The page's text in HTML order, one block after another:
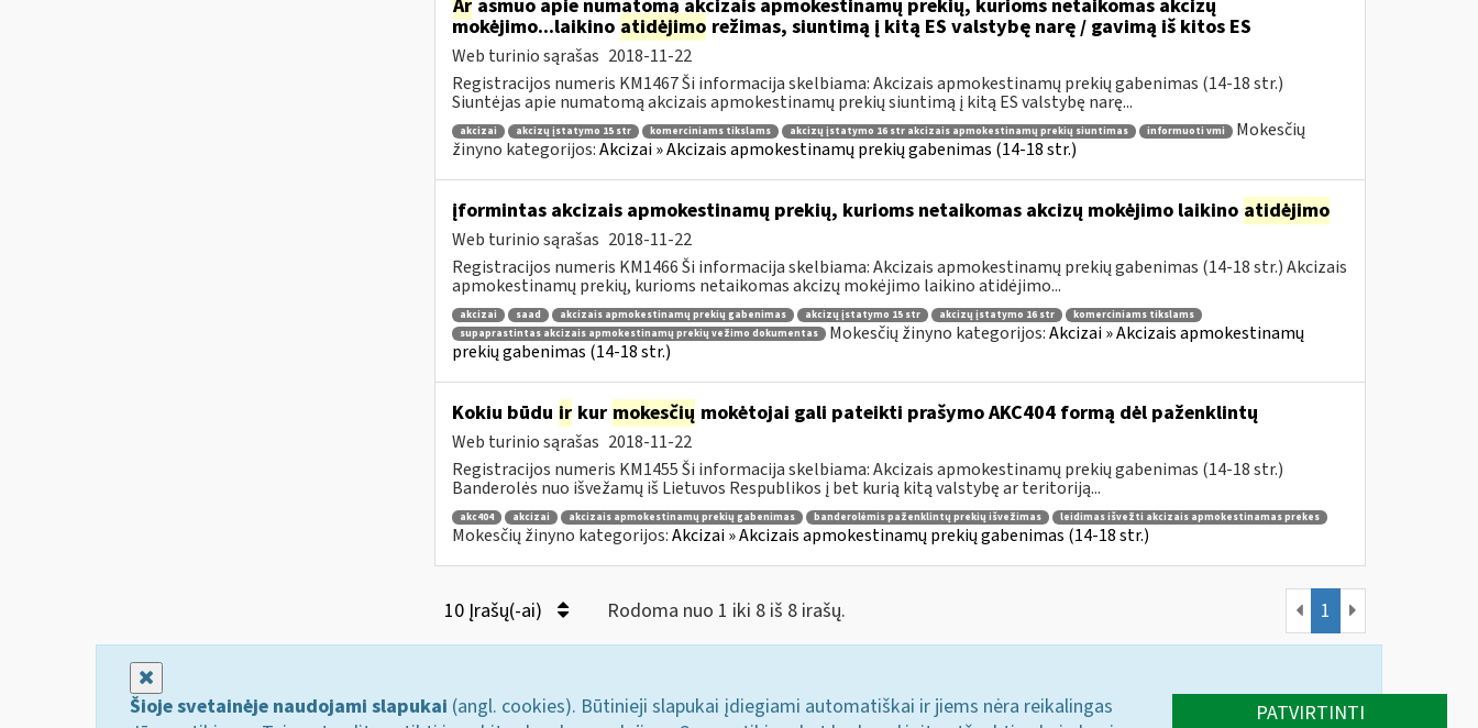
Arasmuo apie numatomą akcizais apmokestinamų prekių, kurioms netaikomas akcizų
mokėjimo...laikino atidėjimo režimas, siuntimą į kitą ES valstybę narę / gavimą iš kitos ES
Web turinio sąrašas 2018-11-22
Registracijos numeris KM1467 Ši informacija skelbiama: Akcizais apmokestinamų prekių gabenimas (14-18 str.)
Siuntėjas apie numatomą akcizais apmokestinamų prekių siuntimą į kitą ES valstybę narę...
akcizai akcizų įstatymo 15 str komerciniams tikslams akcizų įstatymo 16 str akcizais apmokestinamų prekių siuntimas informuoti vmi
Mokesčių
žinyno kategorijos:Akcizai » Akcizais apmokestinamų prekių gabenimas (14-18 str.)
įformintas akcizais apmokestinamų prekių, kurioms netaikomas akcizų mokėjimo laikino atidėjimo
Web turinio sąrašas 2018-11-22
Registracijos numeris KM1466 Ši informacija skelbiama: Akcizais apmokestinamų prekių gabenimas (14-18 str.) Akcizais
apmokestinamų prekių, kurioms netaikomas akcizų mokėjimo laikino atidėjimo...
akcizai saad akcizais apmokestinamų prekių gabenimas akcizų įstatymo 15 str akcizų įstatymo 16 str
komerciniams tikslams
supaprastintas akcizais apmokestinamų prekių vežimo dokumentas
Mokesčių žinyno kategorijos:Akcizai » Akcizais apmokestinamų
prekių gabenimas (14-18 str.)
Kokiu būdu irkur mokesčių mokėtojai gali pateikti prašymo AKC404 formą dėl paženklintų
Web turinio sąrašas 2018-11-22
Registracijos numeris KM1455 Ši informacija skelbiama: Akcizais apmokestinamų prekių gabenimas (14-18 str.)
Banderolės nuo išvežamų iš Lietuvos Respublikos į bet kurią kitą valstybę ar teritoriją...
akc404 akcizai akcizais apmokestinamų prekių gabenimas banderolėmis paženklintų prekių išvežimas leidimas išvežti akcizais apmokestinamas prekes
Mokesčių žinyno kategorijos:Akcizai » Akcizais apmokestinamų prekių gabenimas (14-18 str.)
10 Įrašų(-ai) Rodoma nuo 1 iki 8 iš 8 irašų. 1
Šioje svetainėje naudojami slapukai (angl. cookies). Būtinieji slapukai įdiegiami automatiškai ir jiems nėra reikalingas
PATVIRTINTI